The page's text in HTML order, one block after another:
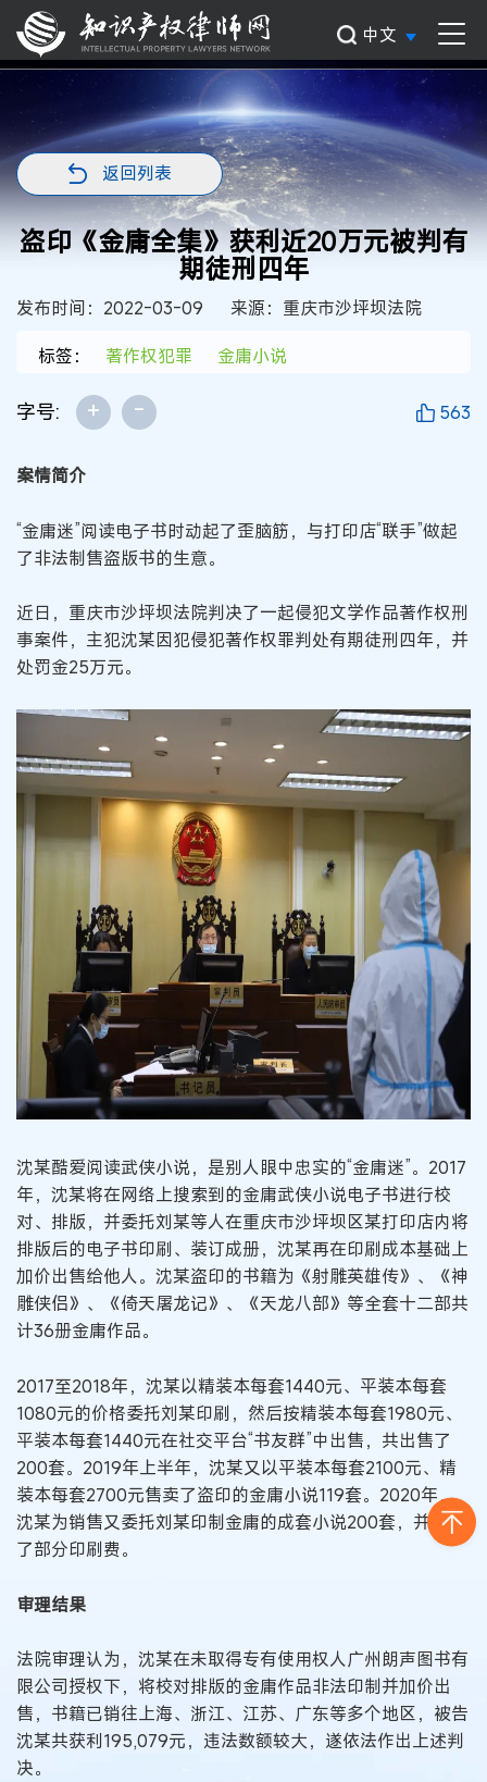
中文
返回列表
盗印《金庸全集》获利近20万元被判有
期徒刑四年
发布时间：2022-03-09
来源：重庆市沙坪坝法院
标签：
著作权犯罪 金庸小说
字号: + - 563
案情简介
“金庸迷”阅读电子书时动起了歪脑筋，与打印店“联手”做起
了非法制售盗版书的生意。
近日，重庆市沙坪坝法院判决了一起侵犯文学作品著作权刑
事案件，主犯沈某因犯侵犯著作权罪判处有期徒刑四年，并
处罚金25万元。
沈某酷爱阅读武侠小说，是别人眼中忠实的“金庸迷”。2017
年，沈某将在网络上搜索到的金庸武侠小说电子书进行校
对、排版，并委托刘某等人在重庆市沙坪坝区某打印店内将
排版后的电子书印刷、装订成册，沈某再在印刷成本基础上
加价出售给他人。沈某盗印的书籍为《射雕英雄传》、《神
雕侠侣》、《倚天屠龙记》、《天龙八部》等全套十二部共
计36册金庸作品。
2017至2018年，沈某以精装本每套1440元、平装本每套
1080元的价格委托刘某印刷，然后按精装本每套1980元、
平装本每套1440元在社交平台“书友群”中出售，共出售了
200套。2019年上半年，沈某又以平装本每套2100元、精
装本每套2700元售卖了盗印的金庸小说119套。2020年，
沈某为销售又委托刘某印制金庸的成套小说200套，并预付
了部分印刷费。
审理结果
法院审理认为，沈某在未取得专有使用权人广州朗声图书有
限公司授权下，将校对排版的金庸作品非法印制并加价出
售，书籍已销往上海、浙江、江苏、广东等多个地区，被告
沈某共获利195,079元，违法数额较大，遂依法作出上述判
决。